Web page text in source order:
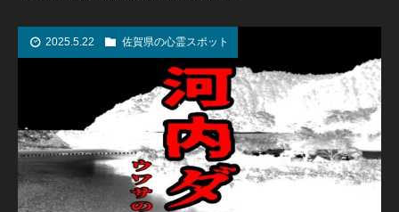
2025.5.22 佐賀県の心霊スポット